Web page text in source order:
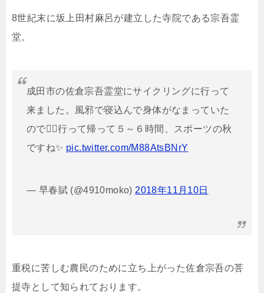
8世紀末に坂上田村麻呂が建立した寺院である宗吾霊
堂。
成田市の佐倉宗吾霊堂にサイクリングに行って
来ました。風邪で寝込んで身体がなまっていた
ので🚵‍♀️行って帰って５～６時間、スポーツの秋
ですね✨ pic.twitter.com/M88AtsBNrY
— 早春賦 (@4910moko) 2018年11月10日
重税に苦しむ農民のために立ち上がった佐倉宗吾の菩
提寺として知られております。